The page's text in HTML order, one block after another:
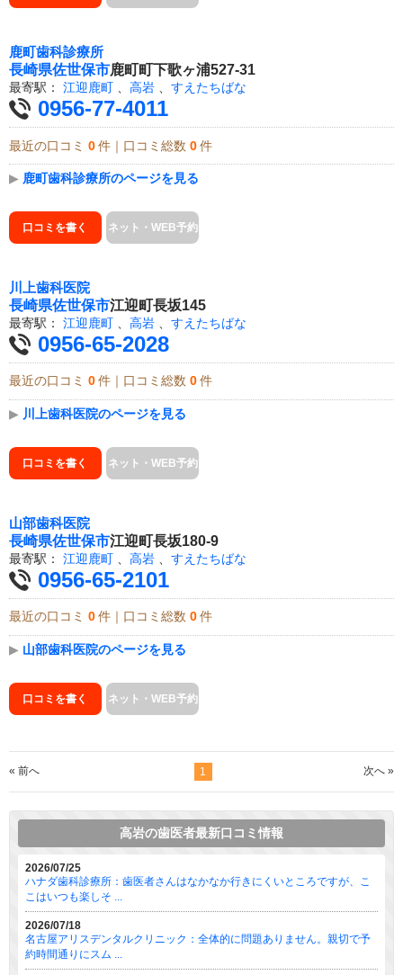
鹿町歯科診療所
長崎県佐世保市鹿町町下歌ヶ浦527-31
最寄駅： 江迎鹿町 、 高岩 、 すえたちばな
0956-77-4011
最近の口コミ 0 件｜口コミ総数 0 件
▶ 鹿町歯科診療所のページを見る
口コミを書く ネット・WEB予約
川上歯科医院
長崎県佐世保市江迎町長坂145
最寄駅： 江迎鹿町 高岩 すえたちばな
0956-65-2028
最近の口コミ 0 件｜口コミ総数 0 件
▶ 川上歯科医院のページを見る
口コミを書く ネット・WEB予約
山部歯科医院
長崎県佐世保市江迎町長坂180-9
最寄駅： 江迎鹿町 高岩 すえたちばな
0956-65-2101
最近の口コミ 0 件｜口コミ総数 0 件
▶ 山部歯科医院のページを見る
口コミを書く ネット・WEB予約
« 前へ 1 次へ »
高岩の歯医者最新口コミ情報
2026/07/25
ハナダ歯科診療所：歯医者さんはなかなか行きにくいところですが、こ
こはいつも楽しそ ...
2026/07/18
名古屋アリスデンタルクリニック：全体的に問題ありません。親切で予
約時間通りにスム ...